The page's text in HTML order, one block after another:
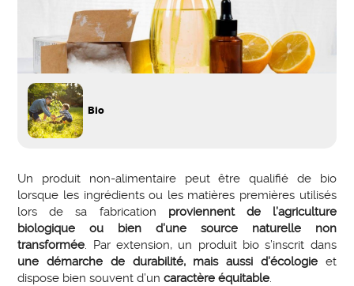
Bio
Un produit non-alimentaire peut être qualifié de bio
lorsque les ingrédients ou les matières premières utilisés
lors de sa fabrication proviennent de l’agriculture
biologique ou bien d’une source naturelle non
transformée . Par extension, un produit bio s’inscrit dans
une démarche de durabilité, mais aussi d’écologieet
dispose bien souvent d’uncaractère équitable